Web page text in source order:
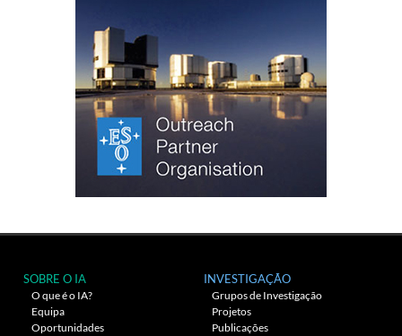
SOBRE O IA
O que é o IA?
Equipa
Oportunidades
INVESTIGAÇÃO
Grupos de Investigação
Projetos
Publicações